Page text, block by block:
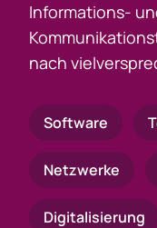
Informations-
nach
Software
Netzwerke
Digitalisierung